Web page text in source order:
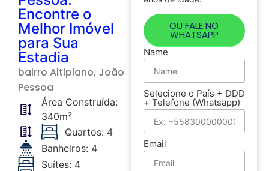
Encontre o
Melhor Imóvel
para Sua
Estadia
bairro Altiplano, João
Pessoa
Área Construída:
340m²
Quartos: 4
Banheiros: 4
Suítes: 4
OU FALE NO
WHATSAPP
Name
Selecione o País + DDD
+ Telefone (Whatsapp)
Email